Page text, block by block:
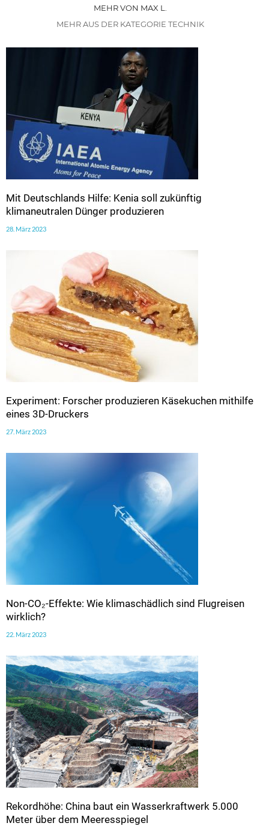
MEHR VON MAX L.
MEHR AUS DER KATEGORIE TECHNIK
Mit Deutschlands Hilfe: Kenia soll zukünftig
klimaneutralen Dünger produzieren
28. März 2023
Experiment: Forscher produzieren Käsekuchen mithilfe
eines 3D-Druckers
27. März 2023
Non-CO₂-Effekte: Wie klimaschädlich sind Flugreisen
wirklich?
22. März 2023
Rekordhöhe: China baut ein Wasserkraftwerk 5.000
Meter über dem Meeresspiegel